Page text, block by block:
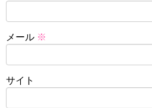
メール ※
サイト